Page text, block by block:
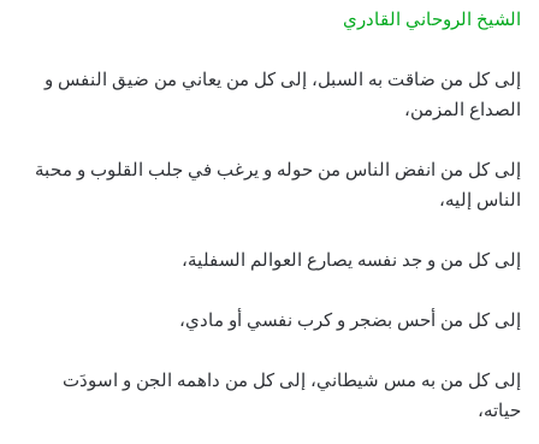
الشيخ الروحاني القادري
إلى كل من ضاقت به السبل، إلى كل من يعاني من ضيق النفس و
الصداع المزمن،
إلى كل من انفض الناس من حوله و يرغب في جلب القلوب و محبة
الناس إليه،
إلى كل من و جد نفسه يصارع العوالم السفلية،
إلى كل من أحس بضجر و كرب نفسي أو مادي،
إلى كل من به مس شيطاني، إلى كل من داهمه الجن و اسودَت
حياته،